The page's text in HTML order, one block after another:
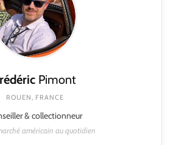
Pimont
ROUEN, FRANCE
& collectionneur
américain au quotidien